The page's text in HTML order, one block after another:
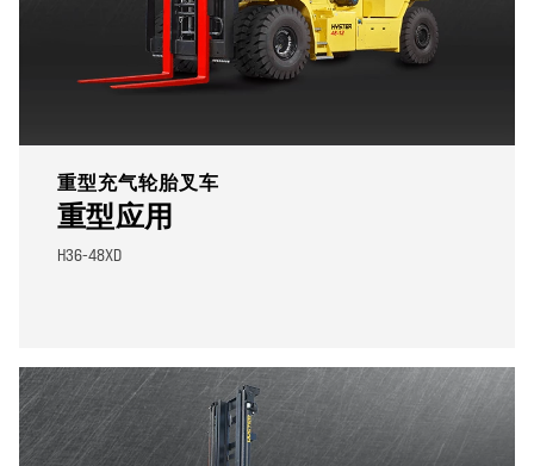
重型充气轮胎叉车
重型应用
H36-48XD